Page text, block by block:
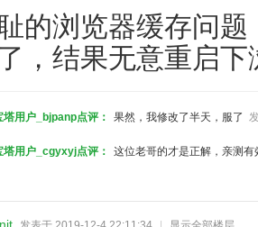
的浏览器缓存问
，结果无意重启下
塔用户_bjpanp点评： 果然，我修改了半天，服了
塔用户_cgyxyj点评： 这位老哥的才是正解，亲测